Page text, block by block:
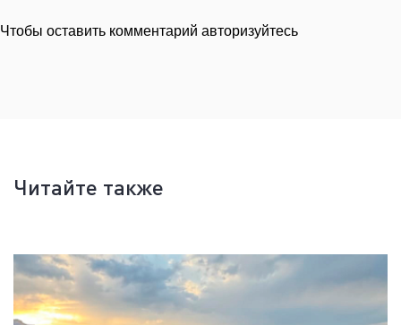
Чтобы оставить комментарий авторизуйтесь
Читайте также